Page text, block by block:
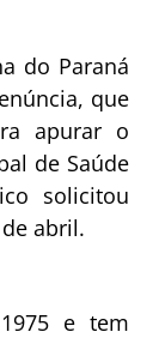
do Paraná
que
apurar o
de Saúde
solicitou
abril.
e tem